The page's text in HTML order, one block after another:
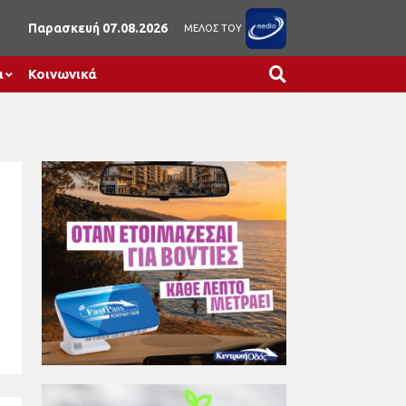
Παρασκευή 07.08.2026 ΜΕΛΟΣ ΤΟΥ
Κοινωνικά